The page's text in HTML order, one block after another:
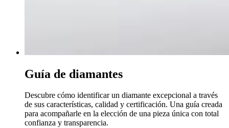
Guía de diamantes
Descubre cómo identificar un diamante excepcional a través
de sus características, calidad y certificación. Una guía creada
para acompañarle en la elección de una pieza única con total
confianza y transparencia.